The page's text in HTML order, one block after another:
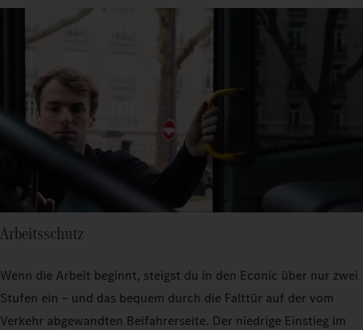
Arbeitsschutz
Wenn die Arbeit beginnt, steigst du in den Econic über nur zwei
Stufen ein – und das bequem durch die Falttür auf der vom
Verkehr abgewandten Beifahrerseite. Der niedrige Einstieg im